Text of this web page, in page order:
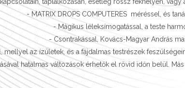
- MATRIX DROPS COMPUTERES méréssel, és
- Mágikus léleksímogatással, a teste
- Csontrakással, Kovács-Magyar András
mellyel az ízületek, és a fájdalmas testrészek
hatalmas változások érhetők el rövid időn belül.